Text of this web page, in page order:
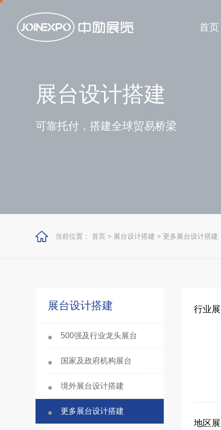
首页
展台设计搭建
可靠托付，搭建全球贸易桥梁
当前位置： 首页 > 展台设计搭建 > 更多展台设计搭建
展台设计搭建
500强及行业龙头展台
国家及政府机构展台
境外展台设计搭建
更多展台设计搭建
行业
地区